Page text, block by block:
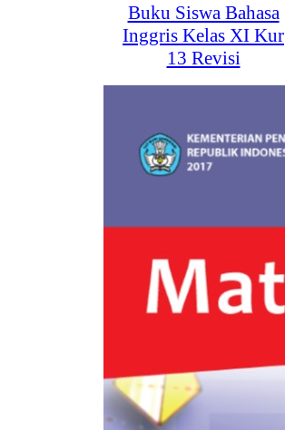
Buku Siswa Bahasa
Inggris Kelas XI Kur
13 Revisi